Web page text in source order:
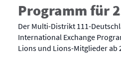
Programm für
Der Multi-Distrikt 111-
International Exchange
Lions und Lions-Mitglieder ab